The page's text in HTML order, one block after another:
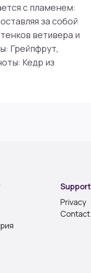
с пламенем:
за собой
ветивера и
Грейпфрут,
Кедр из
Support
Privacy
Contact